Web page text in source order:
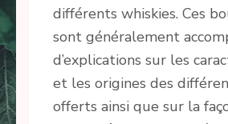
différents whiskies. Ces
sont généralement
d’explications sur les
et les origines des
offerts ainsi que sur la